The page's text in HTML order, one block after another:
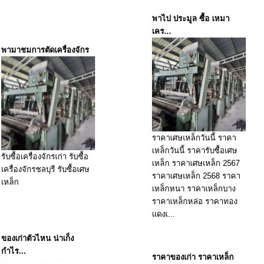
พามาชมการตัดเครื่องจักร
รับซื้อเครื่องจักรเก่า รับซื้อ
เครื่องจักรชลบุรี รับซื้อเศษ
เหล็ก
พาไป ประมูล ซื้อ เหมา
เคร...
ราคาเศษเหล็กวันนี้ ราคา
เหล็กวันนี้ ราคารับซื้อเศษ
เหล็ก ราคาเศษเหล็ก 2567
ราคาเศษเหล็ก 2568 ราคา
เหล็กหนา ราคาเหล็กบาง
ราคาเหล็กหล่อ ราคาทอง
แดงเ...
ของเก่าตัวไหน น่าเก็ง
กำไร...
ราคาของเก่า ราคาเหล็ก